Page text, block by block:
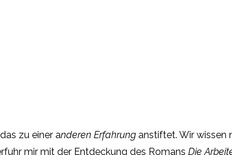
zu einer anderen Erfahrung anstiftet. Wir wissen
mir mit der Entdeckung des Romans Die